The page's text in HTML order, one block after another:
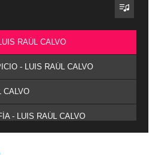
RAÚL CALVO
- LUIS RAÚL CALVO
CALVO
- LUIS RAÚL CALVO